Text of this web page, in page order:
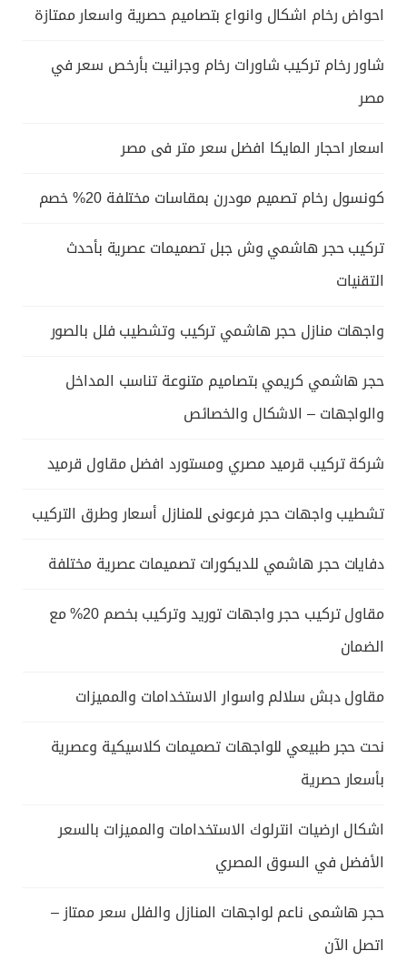
احواض رخام اشكال وانواع بتصاميم حصرية واسعار ممتازة
شاور رخام تركيب شاورات رخام وجرانيت بأرخص سعر في
مصر
اسعار احجار المايكا افضل سعر متر فى مصر
كونسول رخام تصميم مودرن بمقاسات مختلفة 20% خصم
تركيب حجر هاشمي وش جبل تصميمات عصرية بأحدث
التقنيات
واجهات منازل حجر هاشمي تركيب وتشطيب فلل بالصور
حجر هاشمي كريمي بتصاميم متنوعة تناسب المداخل
والواجهات – الاشكال والخصائص
شركة تركيب قرميد مصري ومستورد افضل مقاول قرميد
تشطيب واجهات حجر فرعونى للمنازل أسعار وطرق التركيب
دفايات حجر هاشمي للديكورات تصميمات عصرية مختلفة
مقاول تركيب حجر واجهات توريد وتركيب بخصم 20% مع
الضمان
مقاول دبش سلالم واسوار الاستخدامات والمميزات
نحت حجر طبيعي للواجهات تصميمات كلاسيكية وعصرية
بأسعار حصرية
اشكال ارضيات انترلوك الاستخدامات والمميزات بالسعر
الأفضل في السوق المصري
حجر هاشمى ناعم لواجهات المنازل والفلل سعر ممتاز –
اتصل الآن